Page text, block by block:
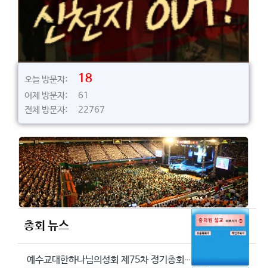
오늘 방문자: 18
어제 방문자: 61
전체 방문자: 22767
총회 뉴스
예수교대한하나님의성회 제75차 정기총회에서 정동수 목사를 이단으로 결의... [2026-05-29]